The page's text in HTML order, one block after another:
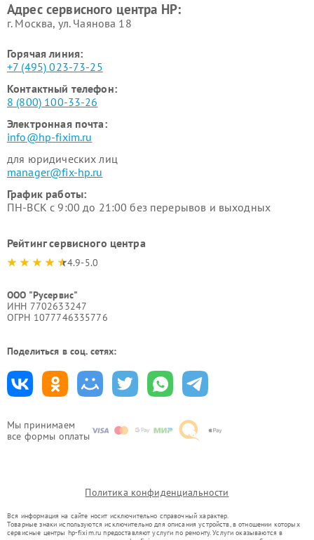
Мы принимаем
все формы оплаты
Адрес сервисного центра HP:
г. Москва, ул. Чаянова 18
Горячая линия:
+7 (495) 023-73-25
Контактный телефон:
8 (800) 100-33-26
Электронная почта:
info@hp-fixim.ru
для юридических лиц
manager@fix-hp.ru
График работы:
ПН-ВСК с 9:00 до 21:00 без перерывов и выходных
Рейтинг сервисного центра
4.9-5.0
ООО "Русервис"
ИНН 7702633247
ОГРН 1077746335776
Поделиться в соц. сетях:
Политика конфиденциальности
Вся информация на сайте носит исключительно справочный характер.
Товарные знаки используются исключительно для описания устройств, в отношении которых
сервисные центры hp-fixim.ru предоставляют услуги по ремонту. Услуги оказываются в